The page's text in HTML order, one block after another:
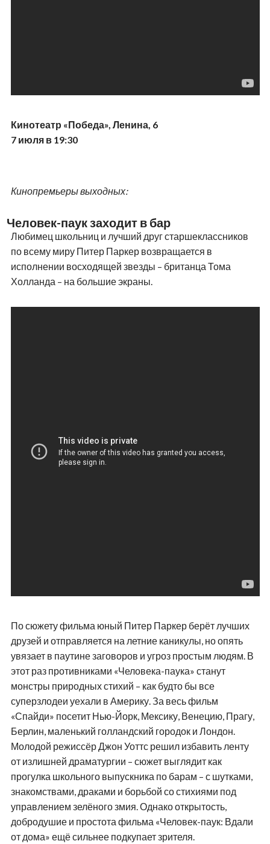
Кинотеатр «Победа», Ленина, 6
7 июля в 19:30
Кинопремьеры выходных:
Человек-паук заходит в бар
Любимец школьниц и лучший друг старшеклассников
по всему миру Питер Паркер возвращается в
исполнении восходящей звезды – британца Тома
Холланда – на большие экраны.
По сюжету фильма юный Питер Паркер берёт лучших
друзей и отправляется на летние каникулы, но опять
увязает в паутине заговоров и угроз простым людям. В
этот раз противниками «Человека-паука» станут
монстры природных стихий – как будто бы все
суперзлодеи уехали в Америку. За весь фильм
«Спайди» посетит Нью-Йорк, Мексику, Венецию, Прагу,
Берлин, маленький голландский городок и Лондон.
Молодой режиссёр Джон Уоттс решил избавить ленту
от излишней драматургии – сюжет выглядит как
прогулка школьного выпускника по барам – с шутками,
знакомствами, драками и борьбой со стихиями под
управлением зелёного змия. Однако открытость,
добродушие и простота фильма «Человек-паук: Вдали
от дома» ещё сильнее подкупает зрителя.